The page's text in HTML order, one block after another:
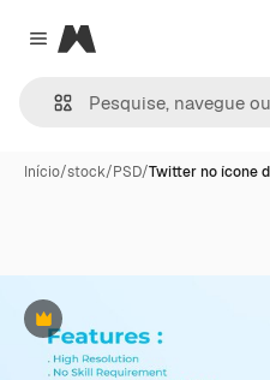
Close menu
Magnific
Início/stock/PSD/Twitter no ícone
Premium